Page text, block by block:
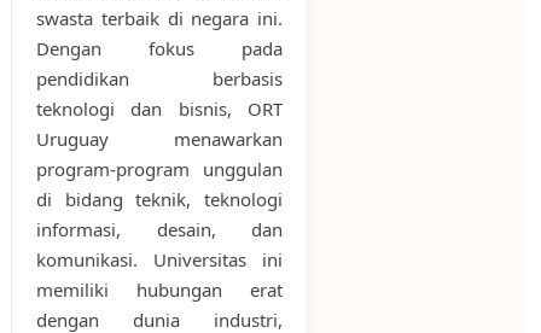
swasta terbaik di negara ini.
Dengan fokus pada
pendidikan berbasis
teknologi dan bisnis, ORT
Uruguay menawarkan
program-program unggulan
di bidang teknik, teknologi
informasi, desain, dan
komunikasi. Universitas ini
memiliki hubungan erat
dengan dunia industri,